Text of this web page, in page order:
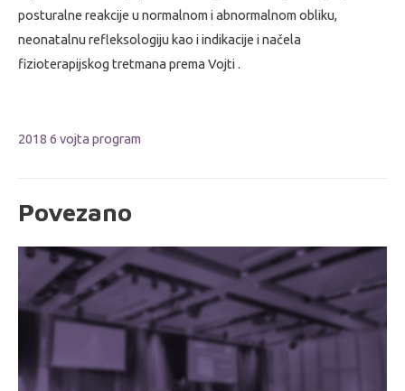
posturalne reakcije u normalnom i abnormalnom obliku,
neonatalnu refleksologiju kao i indikacije i načela
fizioterapijskog tretmana prema Vojti .
2018 6 vojta program
Povezano